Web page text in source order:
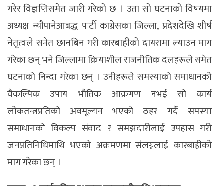
गरेर विज्ञप्तिसमेत जारी गरेको छ । उता सो घटनाको विषयमा
अध्यक्ष न्यौपानेआबद्ध पार्टी कांग्रेसका जिल्ला, प्रदेशदेखि शीर्ष
नेतृत्वले समेत छानबिन गरी कारबाहीको दायरामा ल्याउन माग
गरेका छन् भने जिल्लामा क्रियाशील राजनीतिक दलहरूले समेत
घटनाको निन्दा गरेका छन् । उनीहरूले समस्याको समाधानको
वैकल्पिक उपाय भौतिक आक्रमण नभई सो कार्य
लोकतन्त्रप्रतिको अवमूल्यन भएको ठहर गर्दै समस्या
समाधानको विकल्प संवाद र समझदारीलाई उपहास गरी
जनप्रतिनिधिमाथि भएको अक्रमणमा संलग्नलाई कारबाहीको
माग गरेका छन् ।